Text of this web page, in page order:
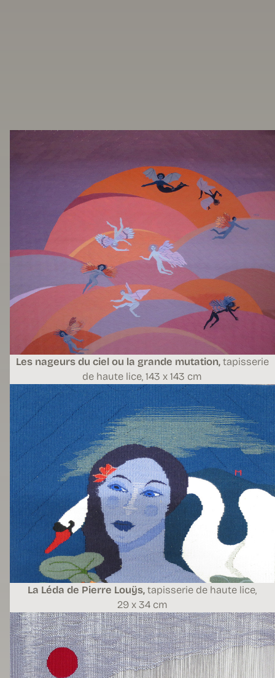
Les nageurs du ciel ou la grande mutation, tapisserie
de haute lice,143 x 143 cm
La Léda de Pierre Louÿs, tapisserie de haute lice,
29 x 34 cm